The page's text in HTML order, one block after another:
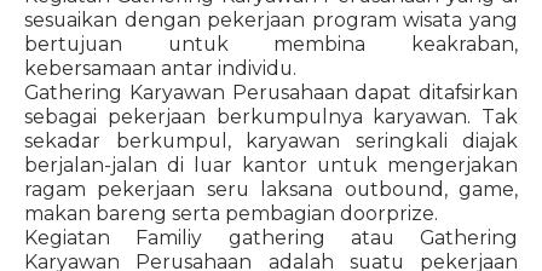
sesuaikan dengan pekerjaan program wisata yang
bertujuan untuk membina keakraban,
kebersamaan antar individu.
Gathering Karyawan Perusahaan dapat ditafsirkan
sebagai pekerjaan berkumpulnya karyawan. Tak
sekadar berkumpul, karyawan seringkali diajak
berjalan-jalan di luar kantor untuk mengerjakan
ragam pekerjaan seru laksana outbound, game,
makan bareng serta pembagian doorprize.
Kegiatan Familiy gathering atau Gathering
Karyawan Perusahaan adalah suatu pekerjaan